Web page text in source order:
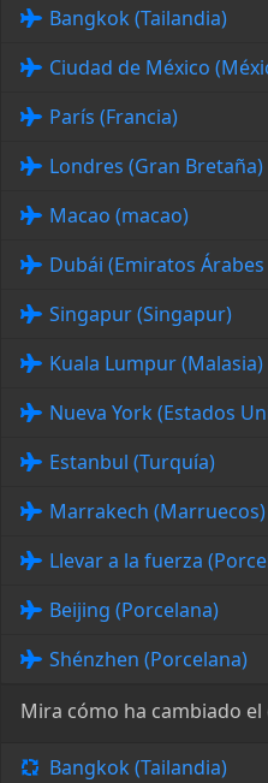
Bangkok (Tailandia)
Ciudad de México
París (Francia)
Londres (Gran Bretaña)
Macao (macao)
Dubái (Emiratos
Singapur (Singapur)
Kuala Lumpur (Malasia)
Nueva York (Estados
Estanbul (Turquía)
Marrakech (Marruecos)
Llevar a la fuerza
Beijing (Porcelana)
Shénzhen (Porcelana)
Mira cómo ha cambiado el
Bangkok (Tailandia)